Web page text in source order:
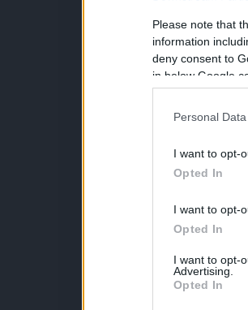
Please note that
information
deny consent to
in below Google
Personal
I want to opt-
Opted In
I want to opt-
Opted In
I want to opt-
Advertising.
Opted In